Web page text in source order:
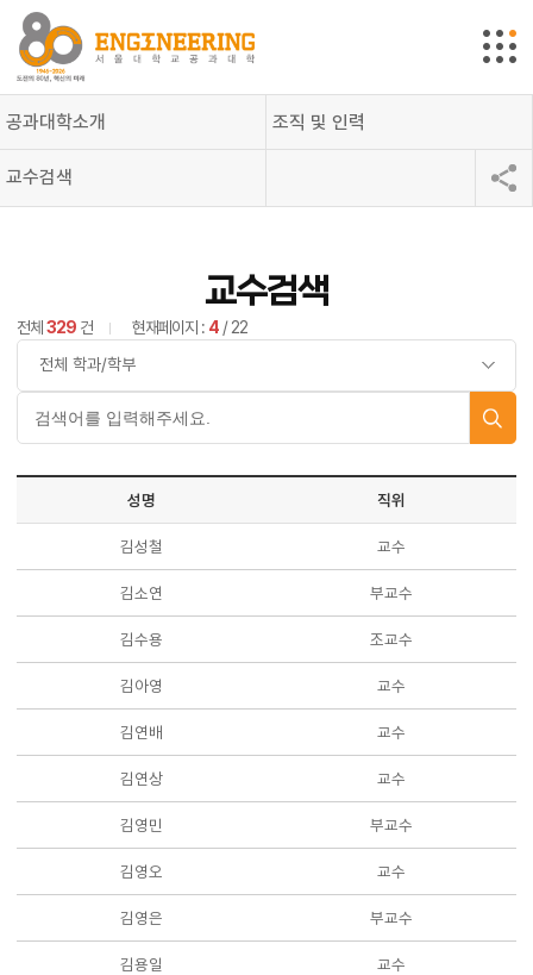
공과대학소개 조직 및 인력
교수검색
교수검색
전체 329 건 현재페이지 : 4 / 22
성명 직위
김성철 교수
김소연 부교수
김수용 조교수
김아영 교수
김연배 교수
김연상 교수
김영민 부교수
김영오 교수
김영은 부교수
김용일 교수